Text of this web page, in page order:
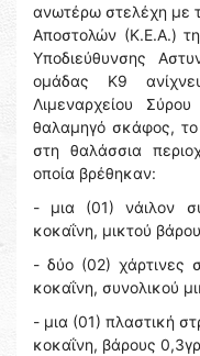
ανωτέρω στελέχη με
Αποστολών (Κ.Ε.Α.)
Υποδιεύθυνσης
ομάδας Κ9
Λιμεναρχείου
θαλαμηγό σκάφος, το
στη θαλάσσια
οποία βρέθηκαν:
- μια (01) νάιλον
κοκαΐνη, μικτού
- δύο (02) χάρτινες
κοκαΐνη, συνολικού
- μια (01) πλαστική
κοκαΐνη, βάρους